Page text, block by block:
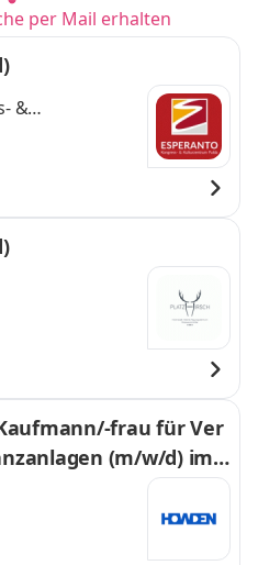
per Mail erhalten
&
frau für Ver
(m/w/d) im